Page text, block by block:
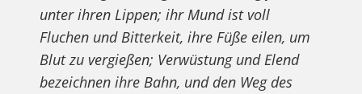
unter ihren Lippen; ihr Mund ist voll
Fluchen und Bitterkeit, ihre Füße eilen, um
Blut zu vergießen; Verwüstung und Elend
bezeichnen ihre Bahn, und den Weg des